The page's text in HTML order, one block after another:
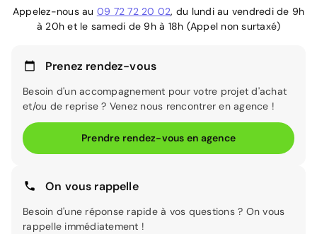
Appelez-nous au 09 72 72 20 02, du lundi au vendredi de 9h
à 20h et le samedi de 9h à 18h (Appel non surtaxé)
Prenez rendez-vous
Besoin d'un accompagnement pour votre projet d'achat
et/ou de reprise ? Venez nous rencontrer en agence !
Prendre rendez-vous en agence
On vous rappelle
Besoin d'une réponse rapide à vos questions ? On vous
rappelle immédiatement !